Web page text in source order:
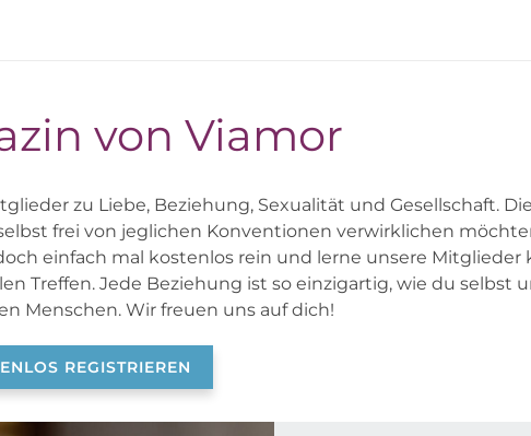
von Viamor
zu Liebe, Beziehung, Sexualität und Gesellschaft.
frei von jeglichen Konventionen verwirklichen
einfach mal kostenlos rein und lerne unsere Mitglieder
Treffen. Jede Beziehung ist so einzigartig, wie du selbst
Menschen. Wir freuen uns auf dich!
REGISTRIEREN